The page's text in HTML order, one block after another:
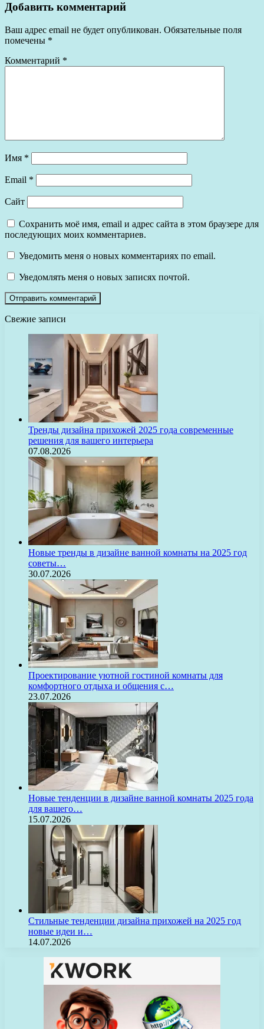
Добавить комментарий
Ваш адрес email не будет опубликован. Обязательные поля
помечены *
Комментарий *
Имя *
Email *
Сайт
Сохранить моё имя, email и адрес сайта в этом браузере для
последующих моих комментариев.
Уведомить меня о новых комментариях по email.
Уведомлять меня о новых записях почтой.
Свежие записи
Тренды дизайна прихожей 2025 года современные
решения для вашего интерьера
07.08.2026
Новые тренды в дизайне ванной комнаты на 2025 год
советы…
30.07.2026
Проектирование уютной гостиной комнаты для
комфортного отдыха и общения с…
23.07.2026
Новые тенденции в дизайне ванной комнаты 2025 года
для вашего…
15.07.2026
Стильные тенденции дизайна прихожей на 2025 год
новые идеи и…
14.07.2026